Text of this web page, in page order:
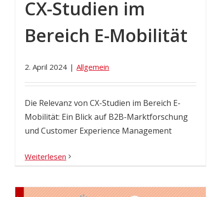
CX-Studien im
Bereich E-Mobilität
2. April 2024 | Allgemein
Die Relevanz von CX-Studien im Bereich E-
Mobilität: Ein Blick auf B2B-Marktforschung
und Customer Experience Management
Weiterlesen